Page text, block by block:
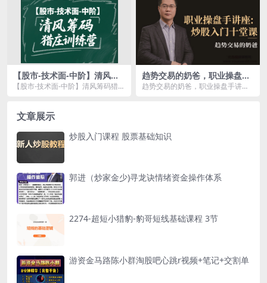
【股市-技术面-中阶】清风筹
码猎庄训练营
【股市-技术面-中阶】清风筹码猎庄
趋势交易的奶爸，职业操盘手
讲座：炒股入门十堂课
趋势交易的奶爸，职业操盘手讲
文章展示
炒股入门课程 股票基础知识
郭进（炒家金少)寻龙诀情绪资金操作体系
2274-超短小猎豹-豹哥短线基础课程 3节
游资金马路陈小群淘股吧心跳r视频+笔记+交割单